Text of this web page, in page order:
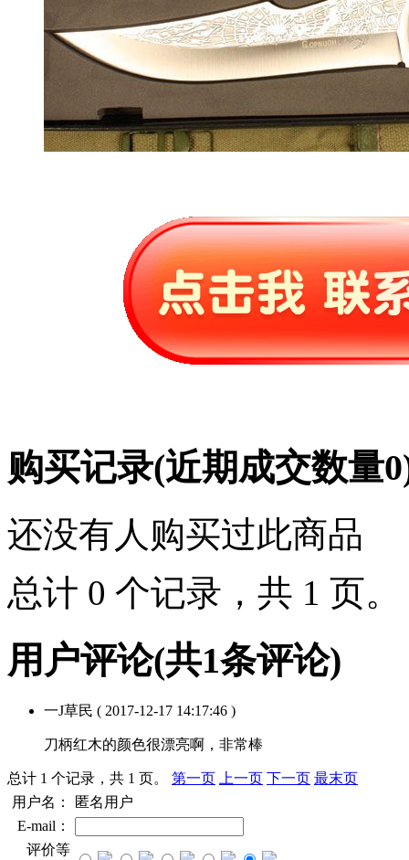
购买记录(近期成交数量0
还没有人购买过此商品
总计 0 个记录，共 1 页。
用户评论(共1条评论)
一J草民 ( 2017-12-17 14:17:46 )
刀柄红木的颜色很漂亮啊，非常棒
总计 1 个记录，共 1 页。 第一页 上一页 下一页 最末页
用户名：
匿名用户
E-mail：
评价等